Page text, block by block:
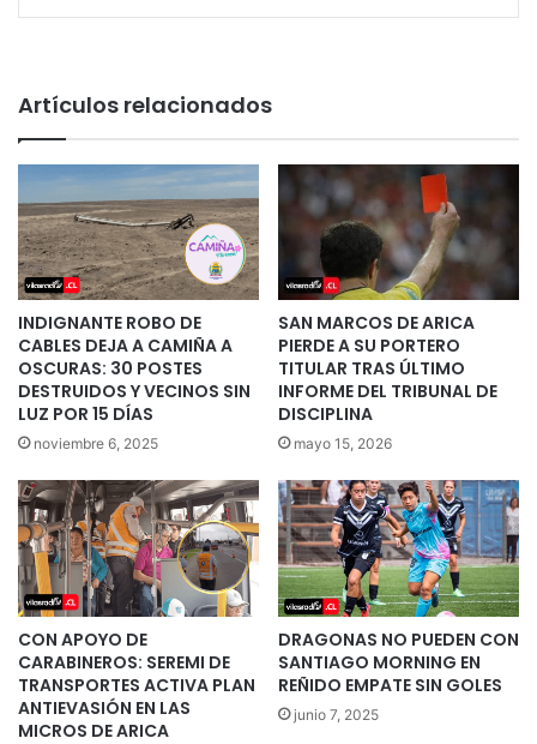
Artículos relacionados
INDIGNANTE ROBO DE
CABLES DEJA A CAMIÑA A
OSCURAS: 30 POSTES
DESTRUIDOS Y VECINOS SIN
LUZ POR 15 DÍAS
noviembre 6, 2025
SAN MARCOS DE ARICA
PIERDE A SU PORTERO
TITULAR TRAS ÚLTIMO
INFORME DEL TRIBUNAL DE
DISCIPLINA
mayo 15, 2026
CON APOYO DE
CARABINEROS: SEREMI DE
TRANSPORTES ACTIVA PLAN
ANTIEVASIÓN EN LAS
MICROS DE ARICA
DRAGONAS NO PUEDEN CON
SANTIAGO MORNING EN
REÑIDO EMPATE SIN GOLES
junio 7, 2025